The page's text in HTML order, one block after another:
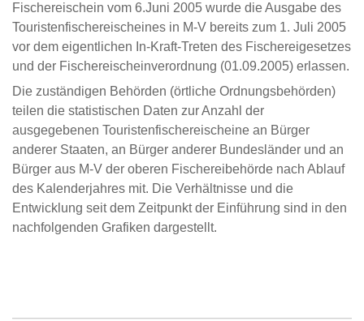
Fischereischein vom 6.Juni 2005 wurde die Ausgabe des
Touristenfischereischeines in M-V bereits zum 1. Juli 2005
vor dem eigentlichen In-Kraft-Treten des Fischereigesetzes
und der Fischereischeinverordnung (01.09.2005) erlassen.
Die zuständigen Behörden (örtliche Ordnungsbehörden)
teilen die statistischen Daten zur Anzahl der
ausgegebenen Touristenfischereischeine an Bürger
anderer Staaten, an Bürger anderer Bundesländer und an
Bürger aus M-V der oberen Fischereibehörde nach Ablauf
des Kalenderjahres mit. Die Verhältnisse und die
Entwicklung seit dem Zeitpunkt der Einführung sind in den
nachfolgenden Grafiken dargestellt.